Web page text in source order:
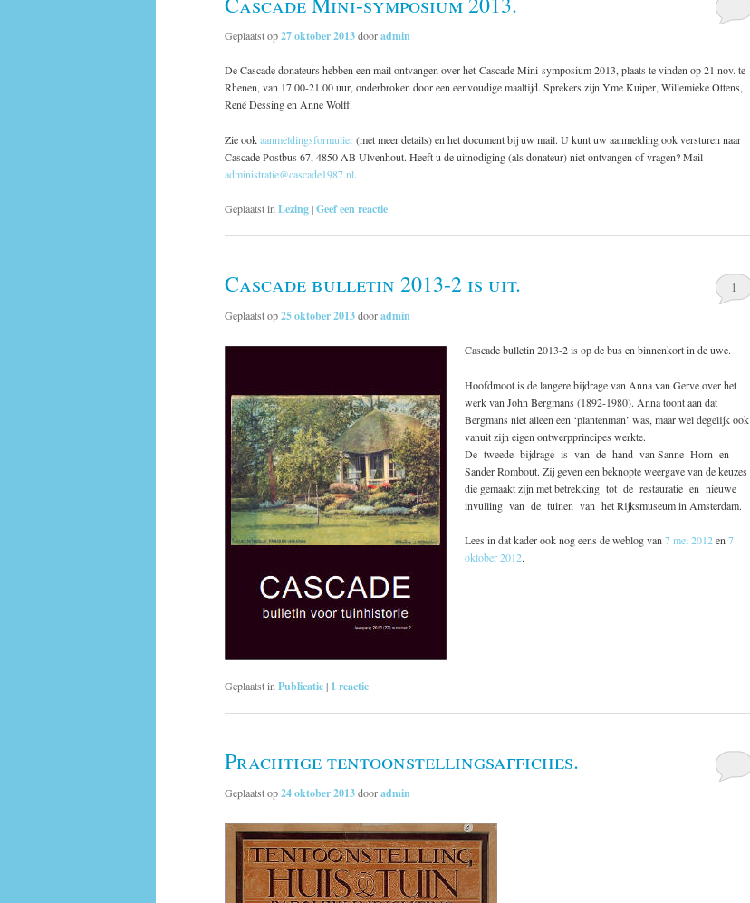
Geplaatst op27 oktober 2013dooradmin
De Cascade donateurs hebben een mail ontvangen over het Cascade Mini-symposium 2013, plaats te vinden op 21 nov. te
Rhenen, van 17.00-21.00 uur, onderbroken door een eenvoudige maaltijd. Sprekers zijn Yme Kuiper, Willemieke Ottens,
René Dessing en Anne Wolff.
Zie ookaanmeldingsformulier(met meer details) en het document bij uw mail. U kunt uw aanmelding ook versturen naar
Cascade Postbus 67, 4850 AB Ulvenhout. Heeft u de uitnodiging (als donateur) niet ontvangen of vragen? Mail
administratie@cascade1987.nl.
Geplaatst inLezing|Geef een reactie
Cascade bulletin 2013-2 is uit.
Geplaatst op25 oktober 2013dooradmin
1
Cascade bulletin 2013-2 is op de bus en binnenkort in de uwe.
Hoofdmoot is de langere bijdrage van Anna van Gerve over het
werk van John Bergmans (1892-1980). Anna toont aan dat
Bergmans niet alleen een ‘plantenman’ was, maar wel degelijk ook
vanuit zijn eigen ontwerpprincipes werkte.
De tweede bijdrage is van de hand van Sanne Horn en
Sander Rombout. Zij geven een beknopte weergave van de keuzes
die gemaakt zijn met betrekking tot de restauratie en nieuwe
invulling van de tuinen van het Rijksmuseum in Amsterdam.
Lees in dat kader ook nog eens de weblog van 7 mei 2012en 7
oktober 2012.
Geplaatst inPublicatie| 1 reactie
Prachtige tentoonstellingsaffiches.
Geplaatst op24 oktober 2013dooradmin